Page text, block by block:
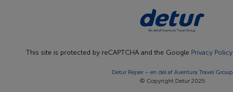
This site is protected by reCAPTCHA and the Google Privacy Policy
Detur Rejser – en del af Aventura Travel Group
© Copyright Detur 2025